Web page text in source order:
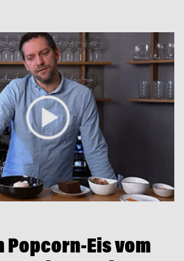
Popcorn-Eis vom